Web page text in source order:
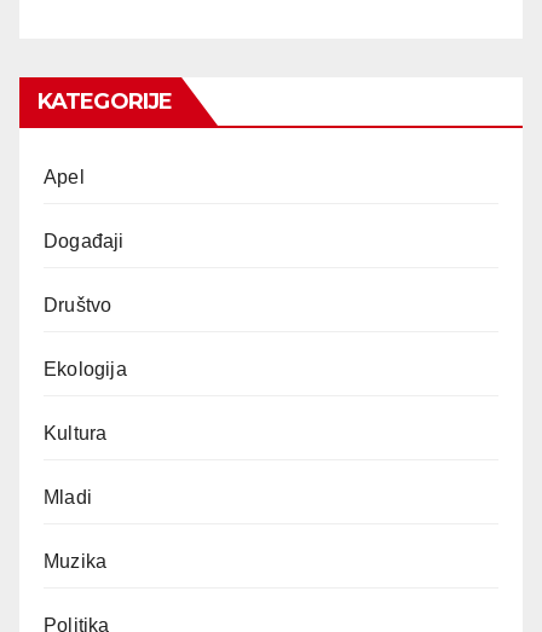
KATEGORIJE
Apel
Događaji
Društvo
Ekologija
Kultura
Mladi
Muzika
Politika